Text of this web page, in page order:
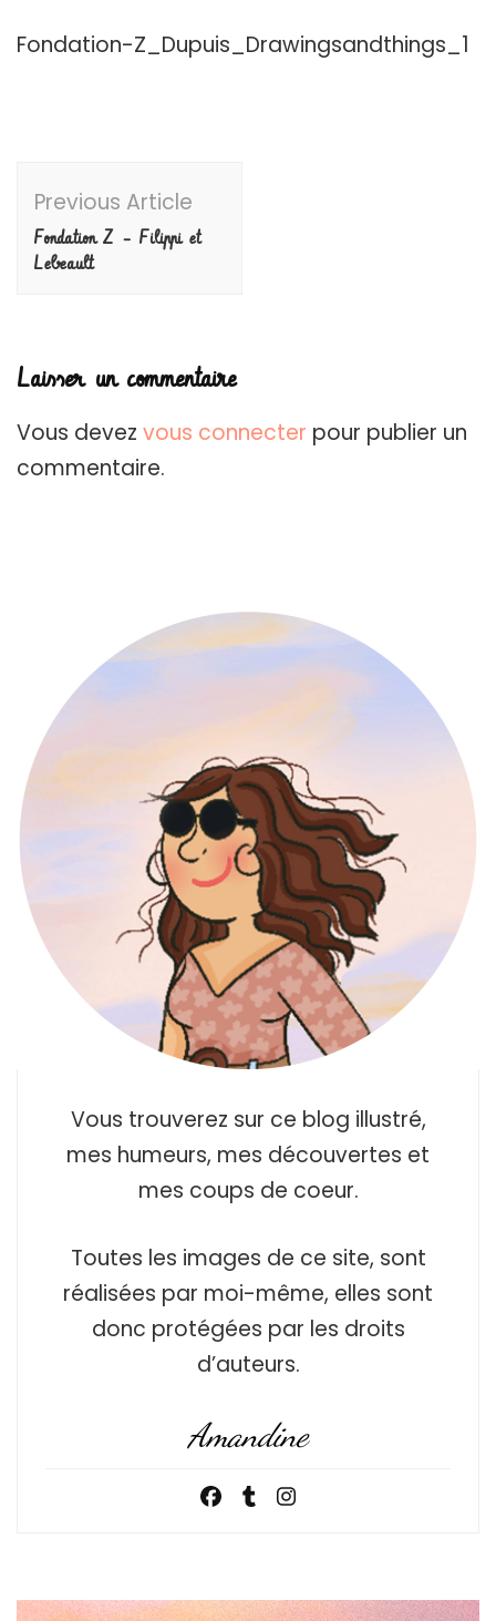
Fondation-Z_Dupuis_Drawingsandthings_1
Navigation
Previous Article
Fondation Z – Filippi et
Lebeault
Laisser un commentaire
Vous devez vous connecter pour publier un
commentaire.
Vous trouverez sur ce blog illustré,
mes humeurs, mes découvertes et
mes coups de coeur.
Toutes les images de ce site, sont
réalisées par moi-même, elles sont
donc protégées par les droits
d’auteurs.
Amandine